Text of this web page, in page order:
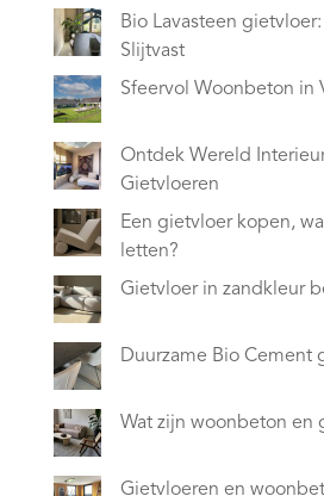
Bio Lavasteen
Slijtvast
Sfeervol Woonbeton in
Ontdek Wereld
Gietvloeren
Een gietvloer kopen,
letten?
Gietvloer in zandkleur
Duurzame Bio Cement
Wat zijn woonbeton en
Gietvloeren en